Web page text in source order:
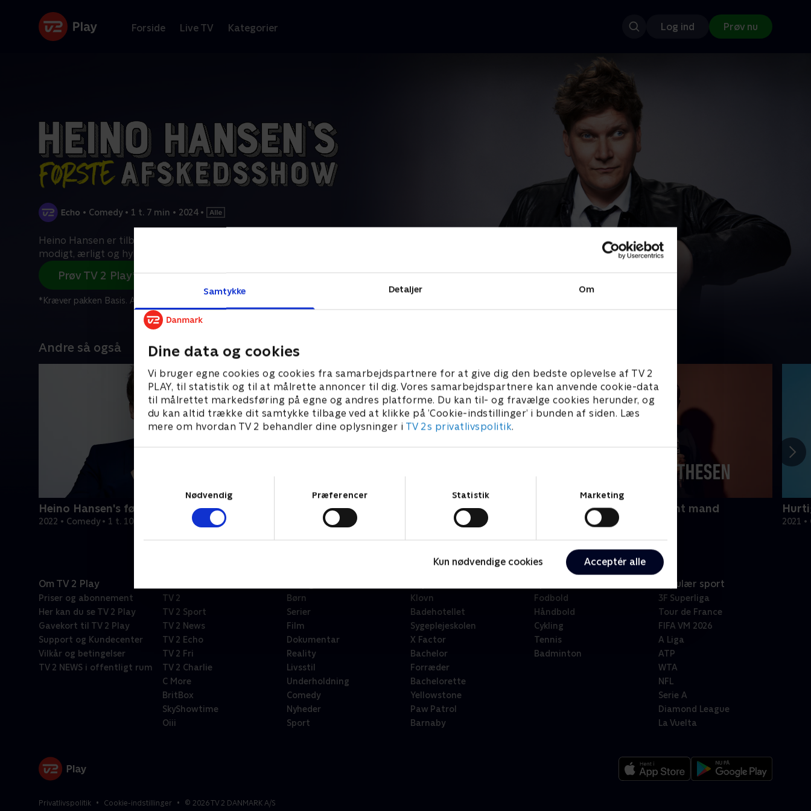
Samtykke Detaljer Om
Dine data og cookies
Vi bruger egne cookies og cookies fra samarbejdspartnere for at give dig den bedste oplevelse af TV 2
PLAY, til statistik og til at målrette annoncer til dig. Vores samarbejdspartnere kan anvende cookie-data
til målrettet markedsføring på egne og andres platforme. Du kan til- og fravælge cookies herunder, og
du kan altid trække dit samtykke tilbage ved at klikke på ’Cookie-indstillinger’ i bunden af siden. Læs
mere om hvordan TV 2 behandler dine oplysninger i TV 2s privatlivspolitik.
Nødvendig
Præferencer Statistik Marketing
Kun nødvendige cookies Acceptér alle
Forside Live TV Kategorier Log ind Prøv nu
• Comedy • 1 t. 7 min • 2024 •
Heino Hansen er tilbage med sit nye onemanshow, som er
modigt, ærligt og hylende morsomt, og hvor du får
Prøv TV 2 Play*
*Kræver pakken Basis. Administrer dit abonnement på Mit TV 2.
Andre så også
Heino Hansen's første comedy show
2022 • Comedy • 1 t. 10 min
Bad Boy med Mick Øgendahl
2025 • Comedy • 1 t. 36 min
JOKES - fra en hvid, straight mand
2024 • Comedy • 1 t. 48 min 2021
Om TV 2 Play
Priser og abonnement
Her kan du se TV 2 Play
Gavekort til TV 2 Play
Support og Kundecenter
Vilkår og betingelser
TV 2 NEWS i offentligt rum
TV 2
TV 2 Sport
TV 2 News
TV 2 Echo
TV 2 Fri
TV 2 Charlie
C More
BritBox
SkyShowtime
Oiii
Børn
Serier
Film
Dokumentar
Reality
Livsstil
Underholdning
Comedy
Nyheder
Sport
Klovn
Badehotellet
Sygeplejeskolen
X Factor
Bachelor
Forræder
Bachelorette
Yellowstone
Paw Patrol
Barnaby
Fodbold
Håndbold
Cykling
Tennis
Badminton
Populær sport
3F Superliga
Tour de France
FIFA VM 2026
A Liga
ATP
WTA
NFL
Serie A
Diamond League
La Vuelta
Privatlivspolitik Cookie-indstillinger © 2026TV 2 DANMARK A/S